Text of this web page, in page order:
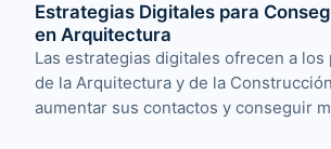
Estrategias Digitales para
en Arquitectura
Las estrategias digitales ofrecen a los
de la Arquitectura y de la
aumentar sus contactos y conseguir